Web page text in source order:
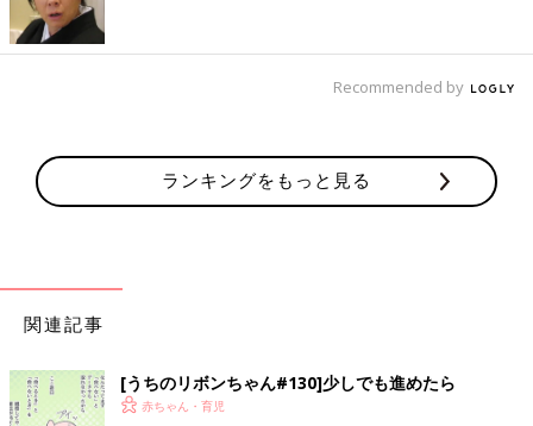
Recommended by
ランキングをもっと見る
関連記事
[うちのリボンちゃん#130]少しでも進めたら
赤ちゃん・育児